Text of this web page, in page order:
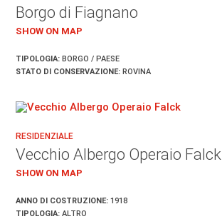
Borgo di Fiagnano
SHOW ON MAP
TIPOLOGIA: BORGO / PAESE
STATO DI CONSERVAZIONE: ROVINA
RESIDENZIALE
Vecchio Albergo Operaio Falck
SHOW ON MAP
ANNO DI COSTRUZIONE: 1918
TIPOLOGIA: ALTRO